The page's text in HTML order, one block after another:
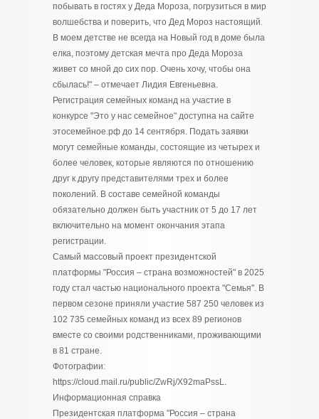
побывать в гостях у Деда Мороза, погрузиться в мир
волшебства и поверить, что Дед Мороз настоящий.
В моем детстве не всегда на Новый год в доме была
елка, поэтому детская мечта про Деда Мороза
живет со мной до сих пор. Очень хочу, чтобы она
сбылась!" – отмечает Лидия Евгеньевна.
Регистрация семейных команд на участие в
конкурсе "Это у нас семейное" доступна на сайте
этосемейное.рф до 14 сентября. Подать заявки
могут семейные команды, состоящие из четырех и
более человек, которые являются по отношению
друг к другу представителями трех и более
поколений. В составе семейной команды
обязательно должен быть участник от 5 до 17 лет
включительно на момент окончания этапа
регистрации.
Самый массовый проект президентской
платформы "Россия – страна возможностей" в 2025
году стал частью национального проекта "Семья". В
первом сезоне приняли участие 587 250 человек из
102 735 семейных команд из всех 89 регионов
вместе со своими родственниками, проживающими
в 81 стране.
Фотографии:
https://cloud.mail.ru/public/ZwRj/X92maPssL.
Информационная справка
Президентская платформа "Россия – страна